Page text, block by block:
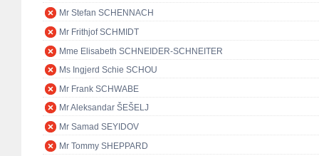
Mr Stefan SCHENNACH
Mr Frithjof SCHMIDT
Mme Elisabeth SCHNEIDER-SCHNEITER
Ms Ingjerd Schie SCHOU
Mr Frank SCHWABE
Mr Aleksandar ŠEŠELJ
Mr Samad SEYIDOV
Mr Tommy SHEPPARD